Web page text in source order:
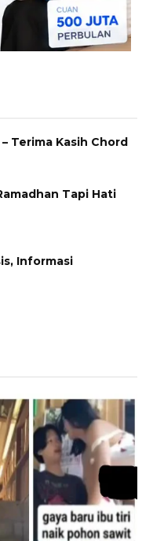
Terima Kasih Chord
Tapi Hati
Informasi